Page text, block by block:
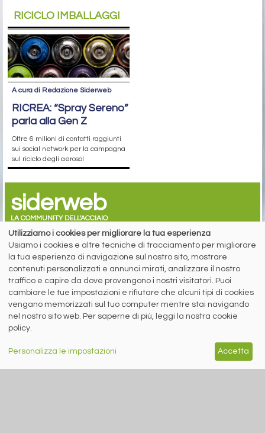
RICICLO IMBALLAGGI
A cura di Redazione Siderweb
RICREA: “Spray Sereno”
parla alla Gen Z
Oltre 6 milioni di contatti raggiunti
sui social network per la campagna
sul riciclo degli aerosol
siderweb
LA COMMUNITY DELL'ACCIAIO
Siderweb S.p.A. SB Società del gruppo Morandi Group s.r.l.
ISSN 2532-2982
Sede sociale: Flero (Brescia) Via Don Milani 5
+39 030 254 00 06
info@siderweb.com
Copyright siderweb spa sb
Cookie policy
Utilizziamo i cookies per migliorare la tua esperienza
Usiamo i cookies e altre tecniche di tracciamento per migliorare
la tua esperienza di navigazione sul nostro sito, mostrare
contenuti personalizzati e annunci mirati, analizzare il nostro
traffico e capire da dove provengono i nostri visitatori. Puoi
cambiare le tue impostazioni e rifiutare che alcuni tipi di cookies
vengano memorizzati sul tuo computer mentre stai navigando
nel nostro sito web. Per saperne di più, leggi la nostra cookie
policy.
Personalizza le impostazioni Accetta